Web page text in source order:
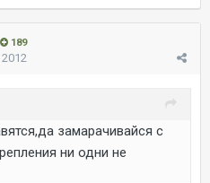
189
замарачивайся с
ни одни не